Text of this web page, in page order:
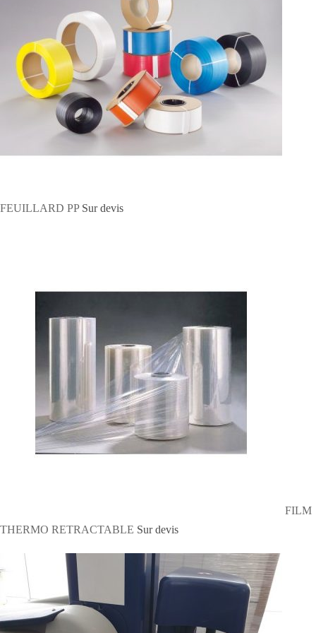
FEUILLARD PP Sur devis
FILM
THERMO RETRACTABLE Sur devis